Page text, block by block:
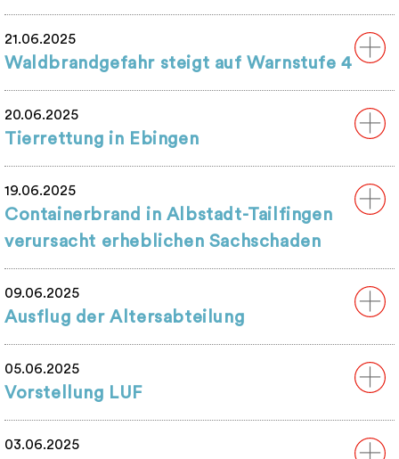
21.06.2025
Waldbrandgefahr steigt auf Warnstufe 4
20.06.2025
Tierrettung in Ebingen
19.06.2025
Containerbrand in Albstadt-Tailfingen
verursacht erheblichen Sachschaden
09.06.2025
Ausflug der Altersabteilung
05.06.2025
Vorstellung LUF
03.06.2025